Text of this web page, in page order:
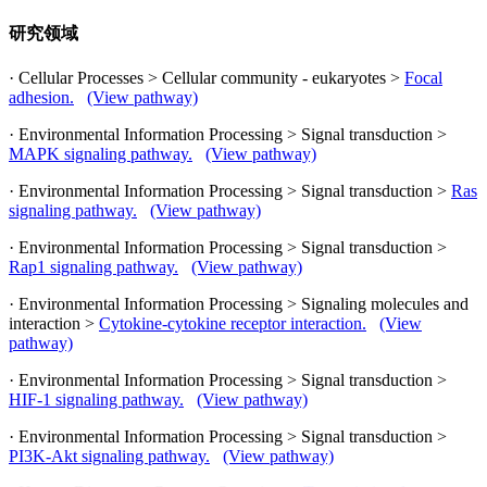
研究领域
· Cellular Processes > Cellular community - eukaryotes > Focal
adhesion.
(View pathway)
· Environmental Information Processing > Signal transduction >
MAPK signaling pathway.
(View pathway)
· Environmental Information Processing > Signal transduction > Ras
signaling pathway.
(View pathway)
· Environmental Information Processing > Signal transduction >
Rap1 signaling pathway.
(View pathway)
· Environmental Information Processing > Signaling molecules and
interaction > Cytokine-cytokine receptor interaction.
(View
pathway)
· Environmental Information Processing > Signal transduction >
HIF-1 signaling pathway.
(View pathway)
· Environmental Information Processing > Signal transduction >
PI3K-Akt signaling pathway.
(View pathway)